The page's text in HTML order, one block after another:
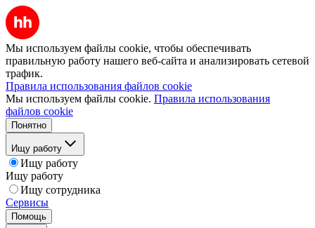
Мы используем файлы cookie, чтобы обеспечивать
правильную работу нашего веб-сайта и анализировать сетевой
трафик.
Правила использования файлов cookie
Мы используем файлы cookie. Правила использования
файлов cookie
Понятно
Ищу работу
Ищу работу
Ищу работу
Ищу сотрудника
Сервисы
Помощь